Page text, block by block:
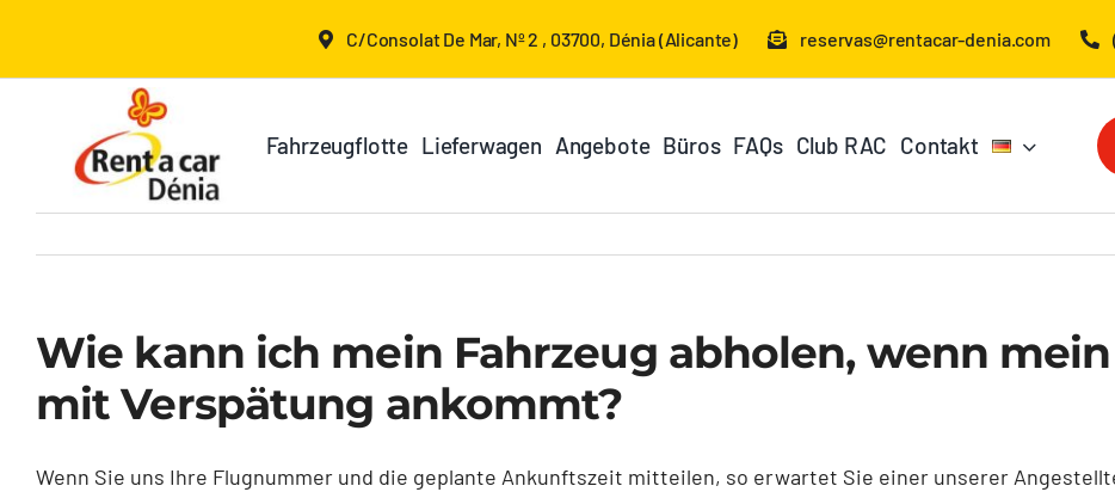
C/Consolat De Mar, Nº 2 , 03700, Dénia (Alicante) reservas@rentacar-denia.com
Fahrzeugflotte Lieferwagen Angebote Büros FAQs Club RAC Contakt
Wie kann ich mein Fahrzeug abholen, wenn
mit Verspätung ankommt?
Wenn Sie uns Ihre Flugnummer und die geplante Ankunftszeit mitteilen, so erwartet Sie einer unserer